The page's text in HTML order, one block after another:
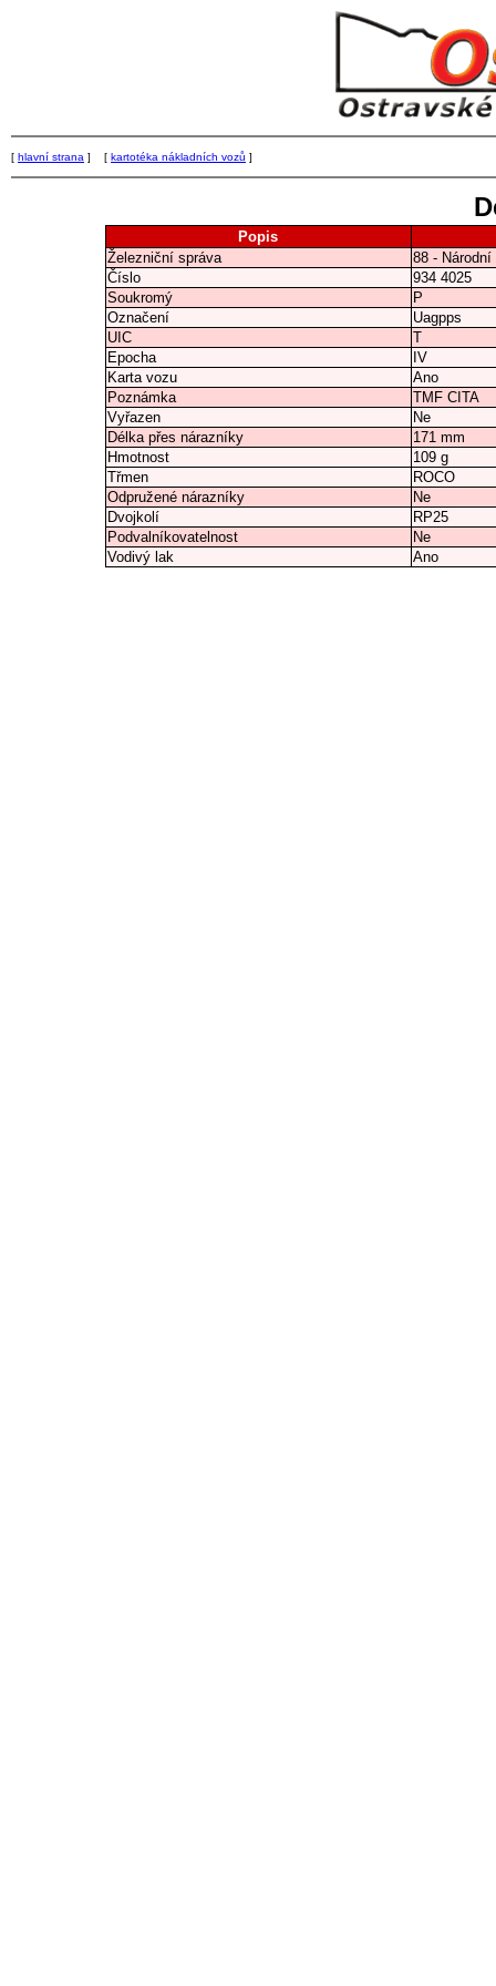
[ hlavní strana ] [ kartotéka nákladních vozů ]
Popis
Železniční správa
88 -
Číslo
934 4025
Soukromý
P
Označení
Uagpps
UIC
T
Epocha
IV
Karta vozu
Ano
Poznámka
TMF CITA
Vyřazen
Ne
Délka přes nárazníky
171 mm
Hmotnost
109 g
Třmen
ROCO
Odpružené nárazníky
Ne
Dvojkolí
RP25
Podvalníkovatelnost
Ne
Vodivý lak
Ano